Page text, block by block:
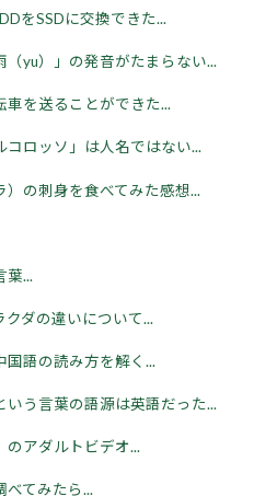
をSSDに交換できた...
yu）」の発音がたまらない...
車を送ることができた...
ロッソ」は人名ではない...
の刺身を食べてみた感想...
葉...
ダの違いについて...
国語の読み方を解く...
いう言葉の語源は英語だった...
のアダルトビデオ...
べてみたら...